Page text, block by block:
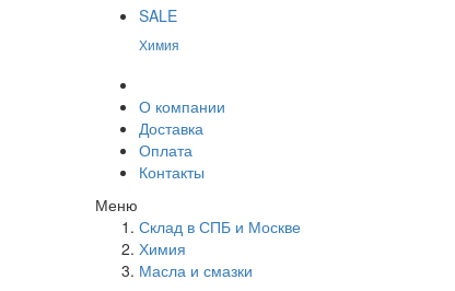
SALE
Химия
О компании
Доставка
Оплата
Контакты
Меню
Склад в СПБ и Москве
Химия
Масла и смазки